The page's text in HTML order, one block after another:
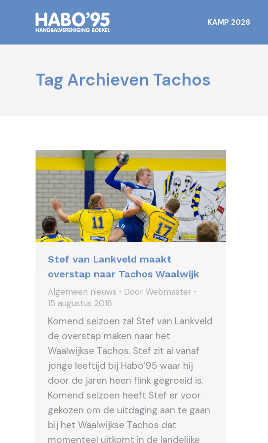
KAMP 2026
Tag Archieven Tachos
Stef van Lankveld maakt
overstap naar Tachos Waalwijk
Algemeen nieuws Door Webmaster
15 augustus 2016
Komend seizoen zal Stef van Lankveld
de overstap maken naar het
Waalwijkse Tachos. Stef zit al vanaf
jonge leeftijd bij Habo’95 waar hij
door de jaren heen flink gegroeid is.
Komend seizoen heeft Stef er voor
gekozen om de uitdaging aan te gaan
bij het Waalwijkse Tachos dat
momenteel uitkomt in de landelijke